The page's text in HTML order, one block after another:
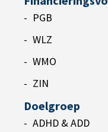
PGB
WLZ
WMO
ZIN
Doelgroep
ADHD & ADD